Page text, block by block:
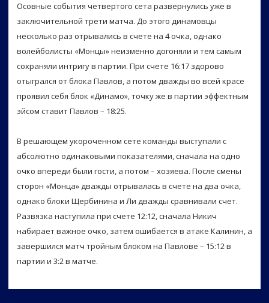
Осовные события четвертого сета развернулись уже в
заключительной трети матча. До этого динамовцы
несколько раз отрывались в счете на 4 очка, однако
волейболисты «Монцы» неизменно догоняли и тем самым
сохраняли интригу в партии. При счете 16:17 здорово
отыгрался от блока Павлов, а потом дважды во всей красе
проявил себя блок «Динамо», точку же в партии эффектным
эйсом ставит Павлов – 18:25.
В решающем укороченном сете команды выступали с
абсолютно одинаковыми показателями, сначала на одно
очко впереди были гости, а потом – хозяева. После смены
сторон «Монца» дважды отрывалась в счете на два очка,
однако блоки Щербинина и Ли дважды сравнивали счет.
Развязка наступила при счете 12:12, сначала Никич
набирает важное очко, затем ошибается в атаке Калинин, а
завершился матч тройным блоком на Павлове – 15:12 в
партии и 3:2 в матче.